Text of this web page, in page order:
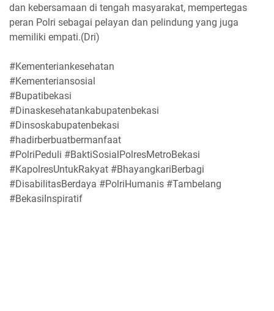
dan kebersamaan di tengah masyarakat, mempertegas
peran Polri sebagai pelayan dan pelindung yang juga
memiliki empati.(Dri)
#Kementeriankesehatan
#Kementeriansosial
#Bupatibekasi
#Dinaskesehatankabupatenbekasi
#Dinsoskabupatenbekasi
#hadirberbuatbermanfaat
#PolriPeduli #BaktiSosialPolresMetroBekasi
#KapolresUntukRakyat #BhayangkariBerbagi
#DisabilitasBerdaya #PolriHumanis #Tambelang
#BekasiInspiratif